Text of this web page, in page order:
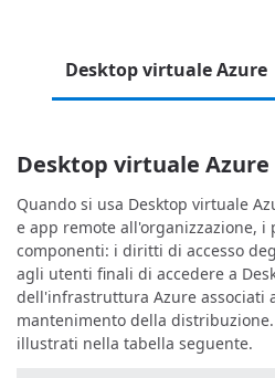
Desktop virtuale Azure
Desktop virtuale Azure
Quando si usa Desktop virtuale
e app remote all'organizzazione, i
componenti: i diritti di accesso
agli utenti finali di accedere a
dell'infrastruttura Azure associati
mantenimento della
illustrati nella tabella seguente.